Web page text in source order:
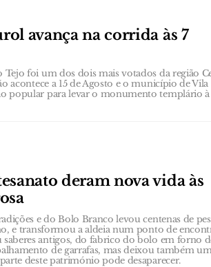
avança na corrida às 7
Tejo foi um dos dois mais votados da região
acontece a 15 de Agosto e o município de
popular para levar o monumento templário à
deram nova vida às
e do Bolo Branco levou centenas de
e transformou a aldeia num ponto de
saberes antigos, do fabrico do bolo em forno
de garrafas, mas deixou também
deste património pode desaparecer.